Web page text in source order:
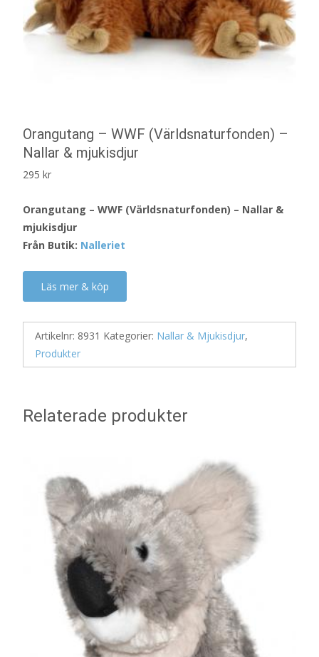
Orangutang – WWF (Världsnaturfonden) –
Nallar & mjukisdjur
295 kr
Orangutang – WWF (Världsnaturfonden) – Nallar &
mjukisdjur
Från Butik: Nalleriet
Läs mer & köp
Artikelnr: 8931 Kategorier: Nallar & Mjukisdjur,
Produkter
Relaterade produkter